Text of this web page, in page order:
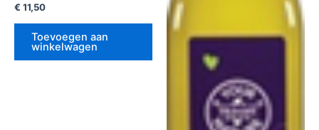
Gewaardeerd
uit
€ 11,50
Toevoegen aan
winkelwagen